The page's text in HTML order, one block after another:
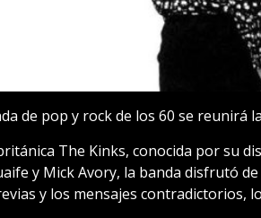
de pop y rock de los 60 se reunirá
The Kinks, conocida por su
y Mick Avory, la banda disfrutó
y los mensajes